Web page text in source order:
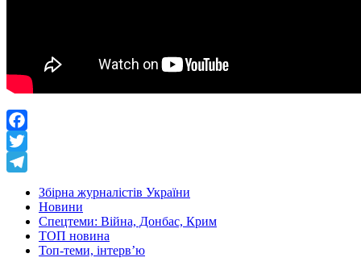
Facebook
Twitter
Збірна журналістів України
Новини
Спецтеми: Війна, Донбас, Крим
ТОП новина
Топ-теми, інтерв’ю